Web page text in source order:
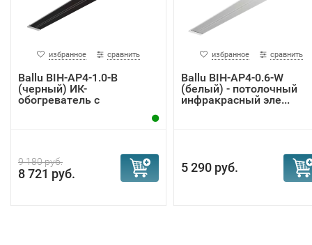
избранное сравнить
Ballu BIH-AP4-1.0-В
(черный) ИК-
обогреватель с
9 180 руб.
8 721 руб.
избранное сравнить
Ballu BIH-AP4-0.6-W
(белый) - потолочный
инфракрасный эле...
5 290 руб.